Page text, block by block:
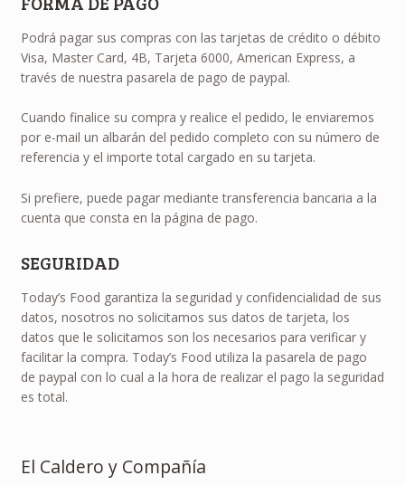
Podrá pagar sus compras con las tarjetas de crédito o débito
Visa, Master Card, 4B, Tarjeta 6000, American Express, a
través de nuestra pasarela de pago de paypal.
Cuando finalice su compra y realice el pedido, le enviaremos
por e-mail un albarán del pedido completo con su número de
referencia y el importe total cargado en su tarjeta.
Si prefiere, puede pagar mediante transferencia bancaria a la
cuenta que consta en la página de pago.
SEGURIDAD
Today’s Food garantiza la seguridad y confidencialidad de sus
datos, nosotros no solicitamos sus datos de tarjeta, los
datos que le solicitamos son los necesarios para verificar y
facilitar la compra. Today’s Food utiliza la pasarela de pago
de paypal con lo cual a la hora de realizar el pago la seguridad
es total.
El Caldero y Compañía